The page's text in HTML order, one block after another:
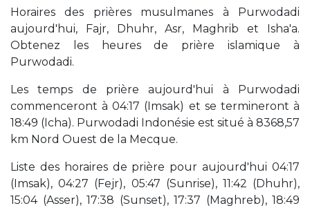
Horaires des prières musulmanes à Purwodadi
aujourd'hui, Fajr, Dhuhr, Asr, Maghrib et Isha'a.
Obtenez les heures de prière islamique à
Purwodadi.
Les temps de prière aujourd'hui à Purwodadi
commenceront à 04:17 (Imsak) et se termineront à
18:49 (Icha). Purwodadi Indonésie est situé à 8368,57
km Nord Ouest de la Mecque.
Liste des horaires de prière pour aujourd'hui 04:17
(Imsak), 04:27 (Fejr), 05:47 (Sunrise), 11:42 (Dhuhr),
15:04 (Asser), 17:38 (Sunset), 17:37 (Maghreb), 18:49